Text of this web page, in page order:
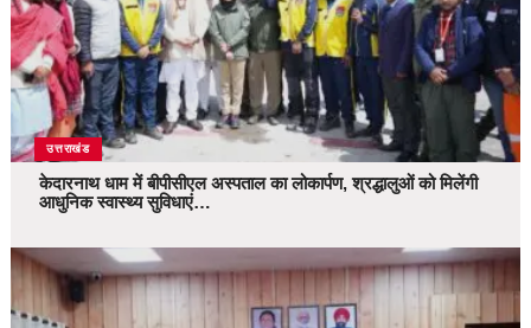
उत्तराखंड
केदारनाथ धाम में बीपीसीएल अस्पताल का लोकार्पण, श्रद्धालुओं को मिलेंगी
आधुनिक स्वास्थ्य सुविधाएं…